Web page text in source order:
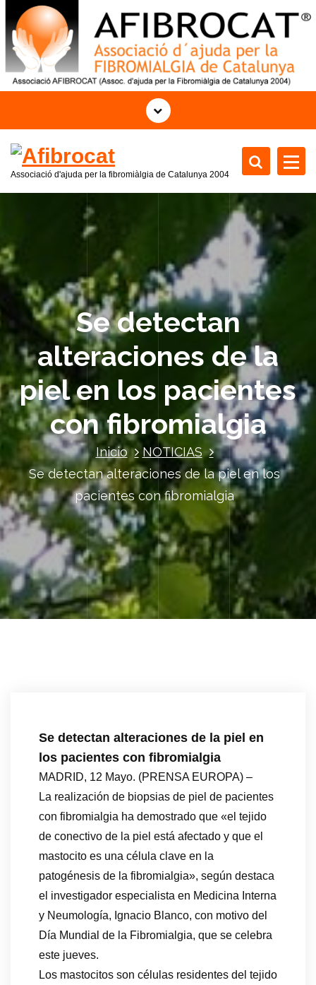
r
t
d
o
Associació d'ajuda per la fibromiàlgia de Catalunya 2004
Se detectan
alteraciones de la
piel en los pacientes
con fibromialgia
Inicio
NOTICIAS
Se detectan alteraciones de la piel en los
pacientes con fibromialgia
Se detectan alteraciones de la piel en
los pacientes con fibromialgia
MADRID, 12 Mayo. (PRENSA EUROPA) –
La realización de biopsias de piel de pacientes
con fibromialgia ha demostrado que «el tejido
de conectivo de la piel está afectado y que el
mastocito es una célula clave en la
patogénesis de la fibromialgia», según destaca
el investigador especialista en Medicina Interna
y Neumología, Ignacio Blanco, con motivo del
Día Mundial de la Fibromialgia, que se celebra
este jueves.
Los mastocitos son células residentes del tejido